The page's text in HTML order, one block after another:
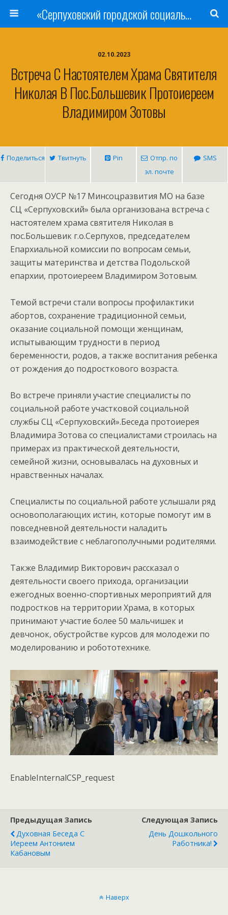
«Серпуховский городской социально-реабилитационный Центр для несовершеннолетних»
02.10.2023
Встреча С Настоятелем Храма Святителя
Николая В Пос.Большевик Протоиереем
Владимиром Зотовы
Поделиться Твитнуть Pin
Отпр. по
эл. почте
SMS
Сегодня ОУСР №17 Минсоцразвития МО на базе
СЦ «Серпуховский» была организована встреча с
настоятелем храма святителя Николая в
пос.Большевик г.о.Серпухов, председателем
Епархиальной комиссии по вопросам семьи,
защиты материнства и детства Подольской
епархии, протоиереем Владимиром Зотовым.
Темой встречи стали вопросы профилактики
абортов, сохранение традиционной семьи,
оказание социальной помощи женщинам,
испытывающим трудности в период
беременности, родов, а также воспитания ребенка
от рождения до подросткового возраста.
Во встрече приняли участие специалисты по
социальной работе участковой социальной
службы СЦ «Серпуховский».Беседа протоиерея
Владимира Зотова со специалистами строилась на
примерах из практической деятельности,
семейной жизни, основывалась на духовных и
нравственных началах.
Специалисты по социальной работе услышали ряд
основополагающих истин, которые помогут им в
повседневной деятельности наладить
взаимодействие с неблагополучными родителями.
Также Владимир Викторович рассказал о
деятельности своего прихода, организации
ежегодных военно-спортивных мероприятий для
подростков на территории Храма, в которых
принимают участие более 50 мальчишек и
девчонок, обустройстве курсов для молодежи по
моделированию и робототехнике.
EnableInternalCSP_request
Предыдущая Запись
Духовная Беседа С
Иереем Антонием
Кабановым
Следующая Запись
День Дошкольного
Работника!
Наверх